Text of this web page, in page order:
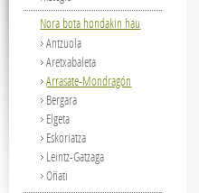
Nora bota hondakin hau
Antzuola
Aretxabaleta
Arrasate-Mondragón
Bergara
Elgeta
Eskoriatza
Leintz-Gatzaga
Oñati